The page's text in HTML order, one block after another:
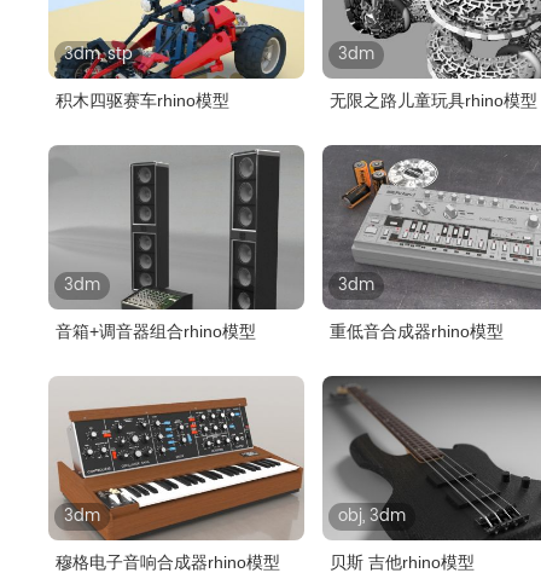
3dm, stp
积木四驱赛车rhino模型
3dm
无限之路儿童玩具rhino模型
3dm
音箱+调音器组合rhino模型
3dm
重低音合成器rhino模型
3dm
穆格电子音响合成器rhino模型
obj, 3dm
贝斯 吉他rhino模型